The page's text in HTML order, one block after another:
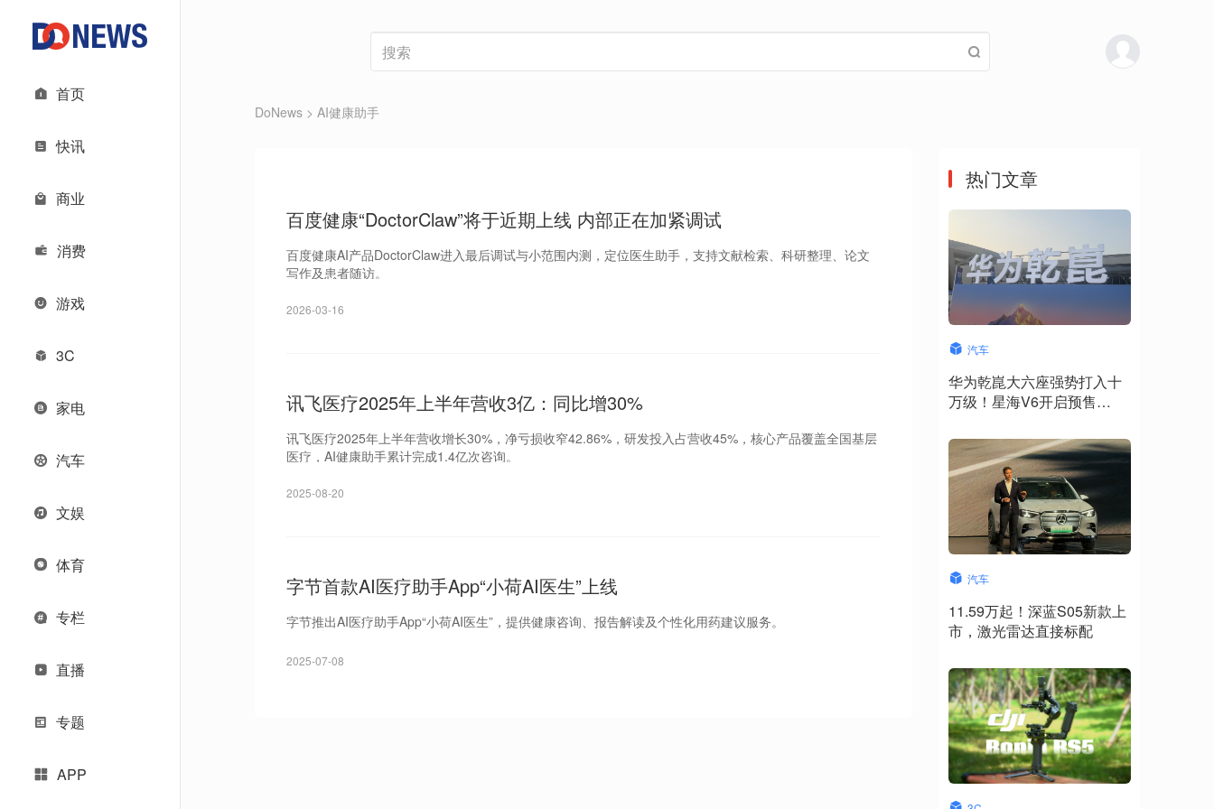
首页
快讯
商业
消费
游戏
3C
家电
汽车
文娱
体育
专栏
直播
专题
APP
DoNews > AI健康助手
百度健康“DoctorClaw”将于近期上线 内部正在加紧调试
百度健康AI产品DoctorClaw进入最后调试与小范围内测，定位医生助手，支持文献检索、科研整理、论文
写作及患者随访。
2026-03-16
讯飞医疗2025年上半年营收3亿：同比增30%
讯飞医疗2025年上半年营收增长30%，净亏损收窄42.86%，研发投入占营收45%，核心产品覆盖全国基层
医疗，AI健康助手累计完成1.4亿次咨询。
2025-08-20
字节首款AI医疗助手App“小荷AI医生”上线
字节推出AI医疗助手App“小荷AI医生”，提供健康咨询、报告解读及个性化用药建议服务。
2025-07-08
热门文章
汽车
华为乾崑大六座强势打入十
万级！星海V6开启预售
汽车
11.59万起！深蓝S05新款上
市，激光雷达直接标配